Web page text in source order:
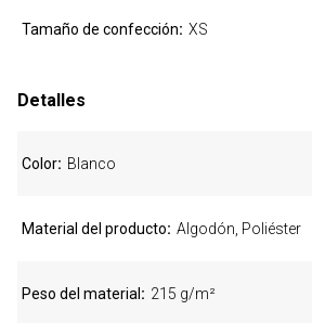
Tamaño de confección XS
Detalles
Color Blanco
Material del producto Algodón, Poliéster
Peso del material 215 g/m²